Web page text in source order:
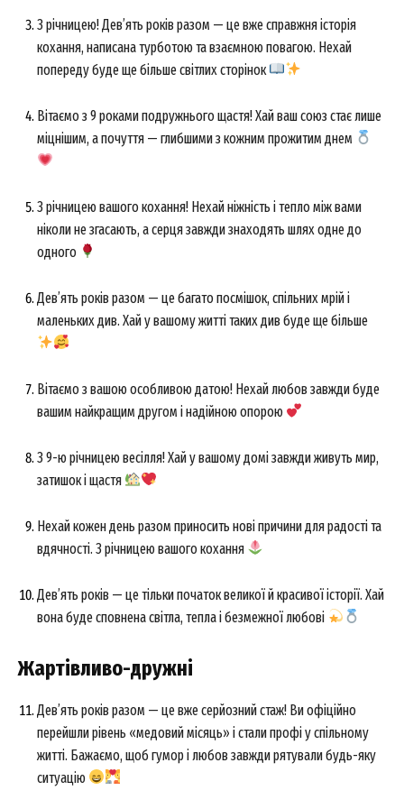
З річницею! Дев’ять років разом — це вже справжня історія
кохання, написана турботою та взаємною повагою. Нехай
попереду буде ще більше світлих сторінок
Вітаємо з 9 роками подружнього щастя! Хай ваш союз стає лише
міцнішим, а почуття — глибшими з кожним прожитим днем
З річницею вашого кохання! Нехай ніжність і тепло між вами
ніколи не згасають, а серця завжди знаходять шлях одне до
одного
Дев’ять років разом — це багато посмішок, спільних мрій і
маленьких див. Хай у вашому житті таких див буде ще більше
Вітаємо з вашою особливою датою! Нехай любов завжди буде
вашим найкращим другом і надійною опорою
З 9-ю річницею весілля! Хай у вашому домі завжди живуть мир,
затишок і щастя
Нехай кожен день разом приносить нові причини для радості та
вдячності. З річницею вашого кохання
Дев’ять років — це тільки початок великої й красивої історії. Хай
вона буде сповнена світла, тепла і безмежної любові
Жартівливо-дружні
Дев’ять років разом — це вже серйозний стаж! Ви офіційно
перейшли рівень «медовий місяць» і стали профі у спільному
житті. Бажаємо, щоб гумор і любов завжди рятували будь-яку
ситуацію